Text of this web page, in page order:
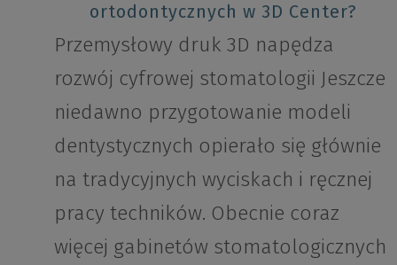
ortodontycznych w 3D Center?
Przemysłowy druk 3D napędza
rozwój cyfrowej stomatologii Jeszcze
niedawno przygotowanie modeli
dentystycznych opierało się głównie
na tradycyjnych wyciskach i ręcznej
pracy techników. Obecnie coraz
więcej gabinetów stomatologicznych